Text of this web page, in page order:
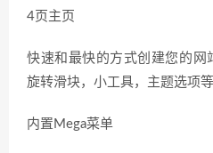
4页主页
快速和最快的方式创建您的网
旋转滑块，小工具，主题选项
内置Mega菜单